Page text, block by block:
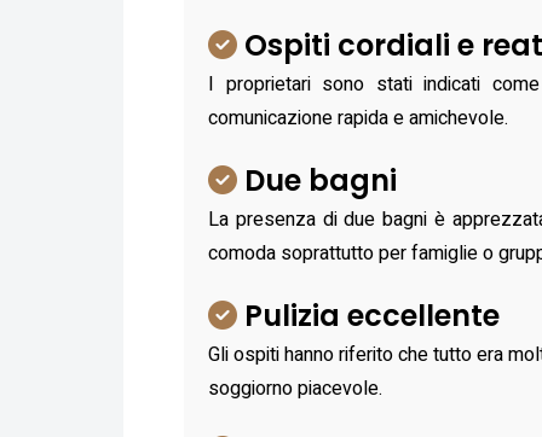
Ospiti cordiali e
I proprietari sono stati indicati
comunicazione rapida e amichevole.
Due bagni
La presenza di due bagni è
comoda soprattutto per famiglie o
Pulizia eccellente
Gli ospiti hanno riferito che tutto era
soggiorno piacevole.